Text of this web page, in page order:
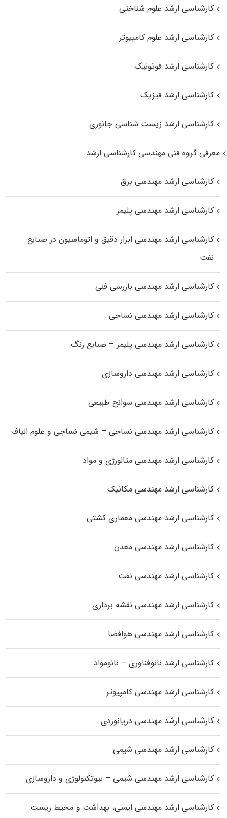
کارشناسی ارشد علوم شناختی
کارشناسی ارشد علوم کامپیوتر
کارشناسی ارشد فوتونیک
کارشناسی ارشد فیزیک
کارشناسی ارشد زیست‌ شناسی جانوری
معرفی گروه فنی مهندسی کارشناسی ارشد
کارشناسی ارشد مهندسی برق
کارشناسی ارشد مهندسی پلیمر
کارشناسی ارشد مهندسی ابزار دقیق و اتوماسیون در صنایع
نفت
کارشناسی ارشد مهندسی بازرسی فنی
کارشناسی ارشد مهندسی نساجی
کارشناسی ارشد مهندسی پلیمر – صنایع رنگ
کارشناسی ارشد مهندسی داروسازی
کارشناسی ارشد مهندسی سوانح طبیعی
کارشناسی ارشد مهندسی نساجی – شیمی نساجی و علوم الیاف
کارشناسی ارشد مهندسی متالورژی و مواد
کارشناسی ارشد مهندسی مکانیک
کارشناسی ارشد مهندسی معماری کشتی
کارشناسی ارشد مهندسی معدن
کارشناسی ارشد مهندسی نفت
کارشناسی ارشد مهندسی نقشه برداری
کارشناسی ارشد مهندسی هوافضا
کارشناسی ارشد نانوفناوری – نانومواد
کارشناسی ارشد مهندسی کامپیوتر
کارشناسی ارشد مهندسی دریانوردی
کارشناسی ارشد مهندسی شیمی
کارشناسی ارشد مهندسی شیمی – بیوتکنولوژی و داروسازی
کارشناسی ارشد مهندسی ایمنی، بهداشت و محیط زیست